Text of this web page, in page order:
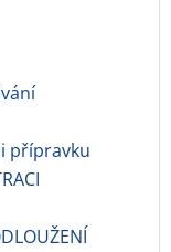
přípravku